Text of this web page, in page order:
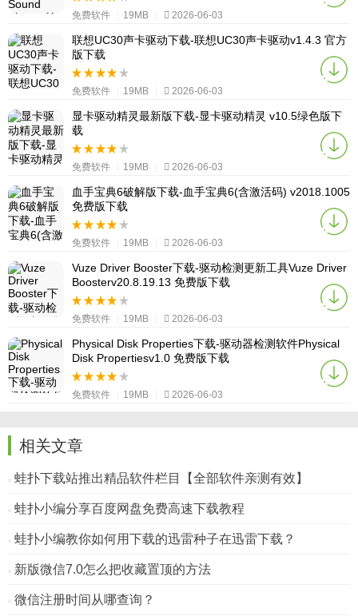
免费软件 19MB 2026-06-03
联想UC30声卡驱动下载-联想UC30声卡驱动v1.4.3 官方
版下载
免费软件 19MB 2026-06-03
显卡驱动精灵最新版下载-显卡驱动精灵 v10.5绿色版下
载
免费软件 19MB 2026-06-03
血手宝典6破解版下载-血手宝典6(含激活码) v2018.1005
免费版下载
免费软件 19MB 2026-06-03
Vuze Driver Booster下载-驱动检测更新工具Vuze Driver
Boosterv20.8.19.13 免费版下载
免费软件 19MB 2026-06-03
Physical Disk Properties下载-驱动器检测软件Physical
Disk Propertiesv1.0 免费版下载
免费软件 19MB 2026-06-03
相关文章
蛙扑下载站推出精品软件栏目【全部软件亲测有效】
蛙扑小编分享百度网盘免费高速下载教程
蛙扑小编教你如何用下载的迅雷种子在迅雷下载？
新版微信7.0怎么把收藏置顶的方法
微信注册时间从哪查询？